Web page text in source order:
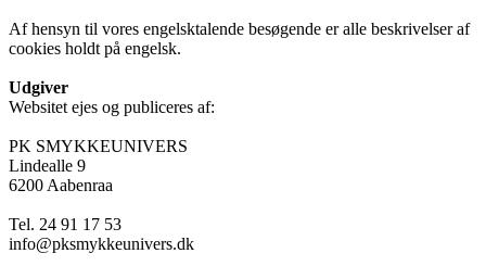
Af hensyn til vores engelsktalende besøgende er alle beskrivelser af
cookies holdt på engelsk.
Udgiver
Websitet ejes og publiceres af:
PK SMYKKEUNIVERS
Lindealle 9
6200 Aabenraa
Tel. 24 91 17 53
info@pksmykkeunivers.dk